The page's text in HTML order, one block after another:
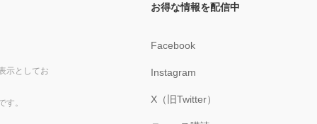
示としてお
す。
お得な情報を配信中
Facebook
Instagram
X（旧Twitter）